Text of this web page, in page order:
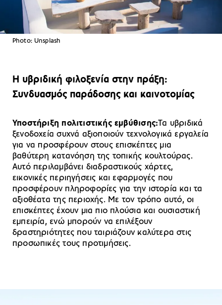
Photo: Unsplash
Η υβριδική φιλοξενία στην πράξη:
Συνδυασμός παράδοσης και καινοτομίας
Υποστήριξη πολιτιστικής εμβύθισης:Τα υβριδικά
ξενοδοχεία συχνά αξιοποιούν τεχνολογικά εργαλεία
για να προσφέρουν στους επισκέπτες μια
βαθύτερη κατανόηση της τοπικής κουλτούρας.
Αυτό περιλαμβάνει διαδραστικούς χάρτες,
εικονικές περιηγήσεις και εφαρμογές που
προσφέρουν πληροφορίες για την ιστορία και τα
αξιοθέατα της περιοχής. Με τον τρόπο αυτό, οι
επισκέπτες έχουν μια πιο πλούσια και ουσιαστική
εμπειρία, ενώ μπορούν να επιλέξουν
δραστηριότητες που ταιριάζουν καλύτερα στις
προσωπικές τους προτιμήσεις.